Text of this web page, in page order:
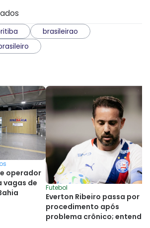
brasileirao
operador
vagas de
Futebol
Everton Ribeiro passa por
procedimento após
problema crônico; entenda